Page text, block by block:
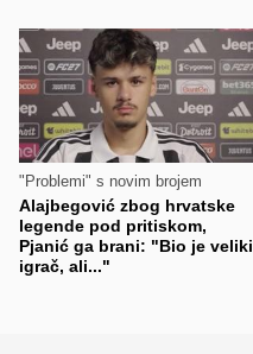
"Problemi" s novim brojem
Alajbegović zbog hrvatske
legende pod pritiskom,
Pjanić ga brani: "Bio je veliki
igrač, ali..."